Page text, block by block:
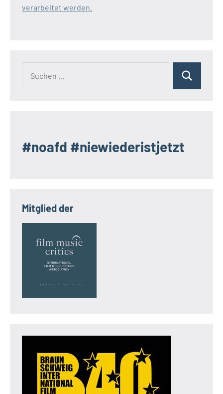
verarbeitet werden.
Suchen
#noafd #niewiederistjetzt
Mitglied der